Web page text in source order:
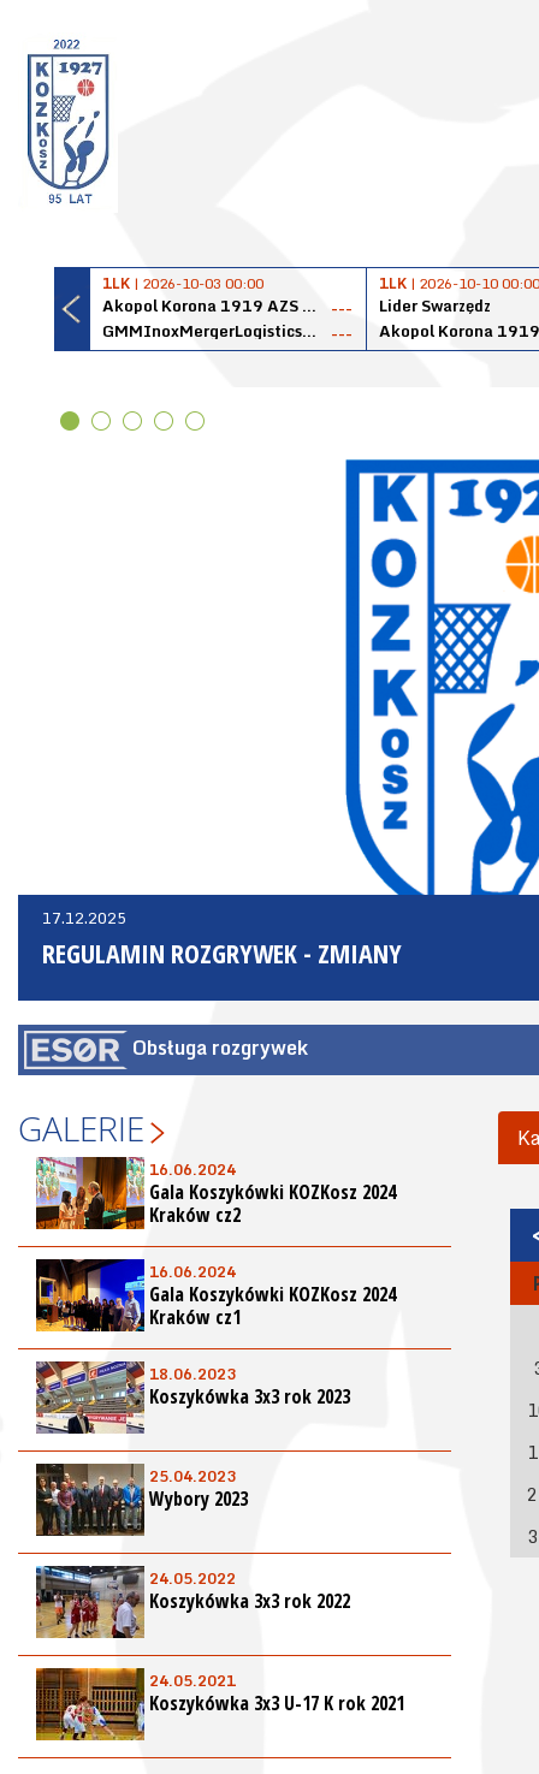
1LK | 2026-10-03 00:00
Akopol Korona 1919 AZS PK Kraków
---
GMMInoxMergerLogisticsPanteryŁańcut
---
1LK | 2026-10-10 00:00
Lider Swarzędz
17.12.2025
REGULAMIN ROZGRYWEK - ZMIANY
Obsługa rozgrywek
GALERIE
16.06.2024
Gala Koszykówki KOZKosz 2024
Kraków cz2
16.06.2024
Gala Koszykówki KOZKosz 2024
Kraków cz1
18.06.2023
Koszykówka 3x3 rok 2023
25.04.2023
Wybory 2023
24.05.2022
Koszykówka 3x3 rok 2022
24.05.2021
Koszykówka 3x3 U-17 K rok 2021